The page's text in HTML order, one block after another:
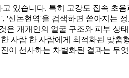
있습니다. 특히 고강도 집속 초
'신논현역'을 검색하면 쏟아지는 정
은 개개인의 얼굴 구조와 피부 상
사람 한 사람에게 최적화된 맞춤
이 선사하는 차별화된 결과는 무